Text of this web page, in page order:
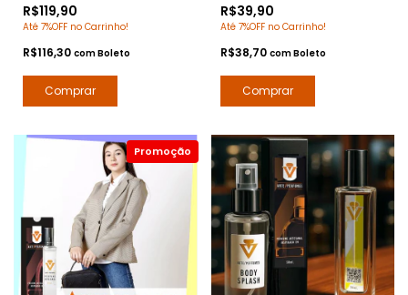
Arte 1 Perfumes
R$119,90
Até 7%OFF no Carrinho!
R$116,30 comBoleto
Desodorante Corporal - Arte 1
Perfumes
R$39,90
Até 7%OFF no Carrinho!
R$38,70 comBoleto